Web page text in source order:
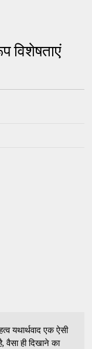
विशेषताएं
यथार्थवाद एक ऐसी
वैसा ही दिखाने का